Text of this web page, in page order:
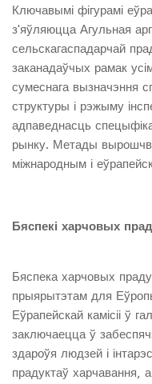
Ключавымі фігурамі
з'яўляюцца Агульная
сельскагаспадарчай
заканадаўчых рамак
сумеснага вызначэння
структуры і рэжыму
адпаведнасць
рынку. Метады
міжнародным і
Бяспекі харчовых
Бяспека харчовых
прыярытэтам для
Еўрапейскай камісіі ў
заключаецца ў
здароўя людзей і
прадуктаў харчавання,